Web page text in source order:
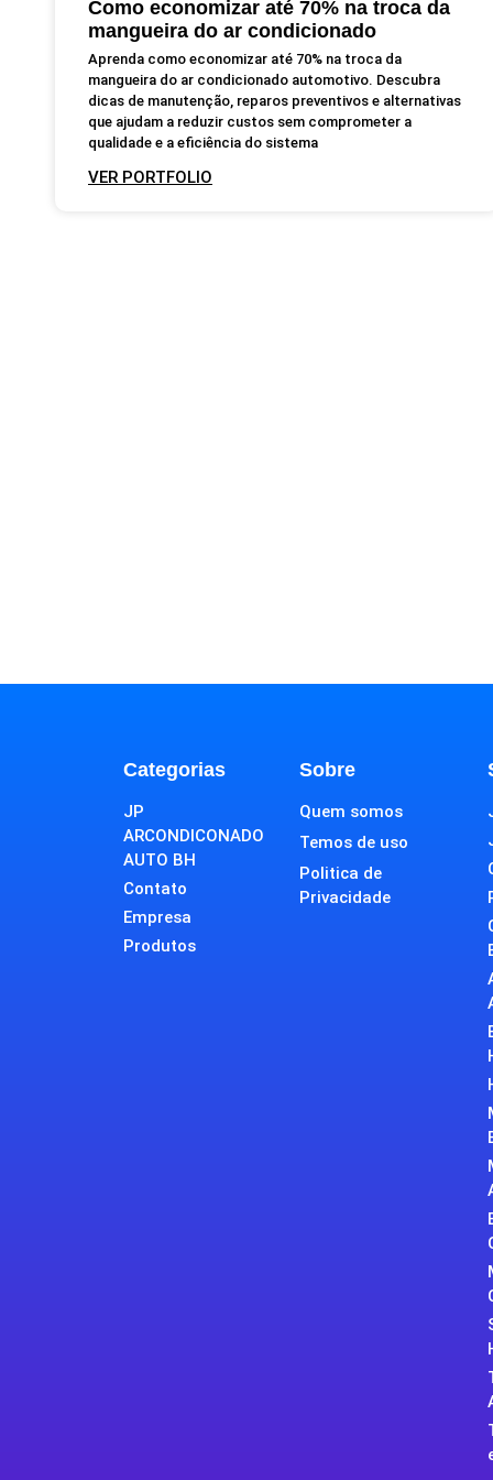
Como economizar até 70% na troca da
mangueira do ar condicionado
Aprenda como economizar até 70% na troca da
mangueira do ar condicionado automotivo. Descubra
dicas de manutenção, reparos preventivos e alternativas
que ajudam a reduzir custos sem comprometer a
qualidade e a eficiência do sistema
VER PORTFOLIO
Categorias
JP
ARCONDICONADO
AUTO BH
Contato
Empresa
Produtos
Sobre
Quem somos
Temos de uso
Politica de
Privacidade